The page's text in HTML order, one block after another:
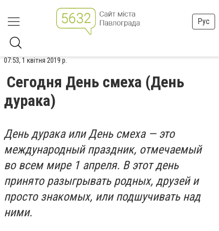
Рус
07:53, 1 квітня 2019 р.
Сегодня День смеха (День
дурака)
День дурака или День смеха — это
международный праздник, отмечаемый
во всем мире 1 апреля. В этот день
принято разыгрывать родных, друзей и
просто знакомых, или подшучивать над
ними.